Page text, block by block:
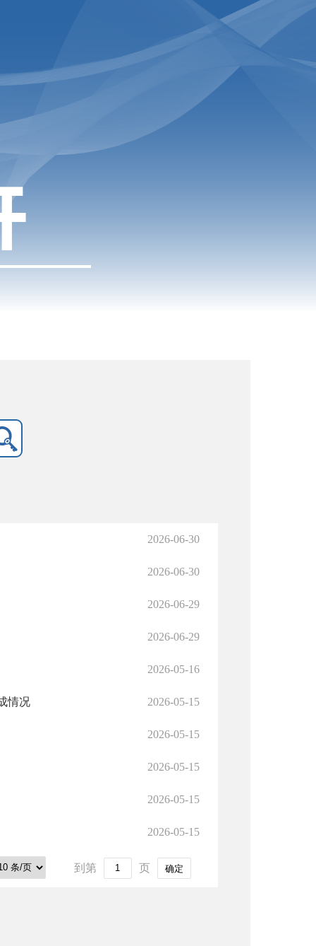
2026-06-30
2026-06-30
2026-06-29
2026-06-29
2026-05-16
情况 2026-05-15
2026-05-15
2026-05-15
2026-05-15
2026-05-15
到第 页 确定